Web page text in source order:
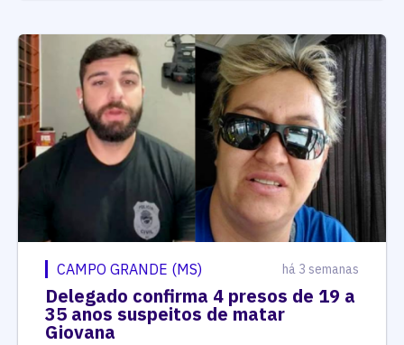
CAMPO GRANDE (MS) há 3 semanas
Delegado confirma 4 presos de 19 a
35 anos suspeitos de matar
Giovana